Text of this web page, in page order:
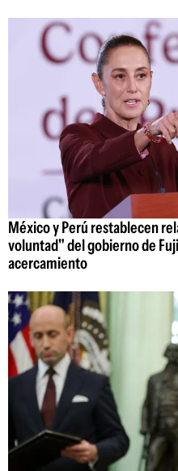
México y Perú restablecen
voluntad" del gobierno de
acercamiento